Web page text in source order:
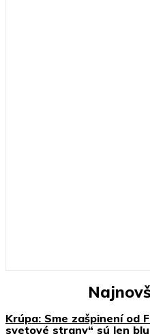
Krúpa: Sme zašpinení od
svetové strany“ sú len